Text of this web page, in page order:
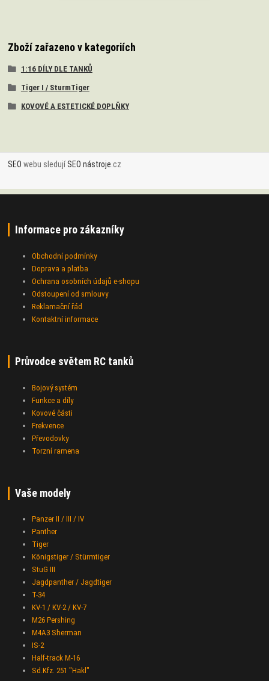
Zboží zařazeno v kategoriích
1:16 DÍLY DLE TANKŮ
Tiger I / SturmTiger
KOVOVÉ A ESTETICKÉ DOPLŇKY
SEO webu sledujíSEO nástroje .cz
Informace pro zákazníky
Obchodní podmínky
Doprava a platba
Ochrana osobních údajů e-shopu
Odstoupení od smlouvy
Reklamační řád
Kontaktní informace
Průvodce světem RC tanků
Bojový systém
Funkce a díly
Kovové části
Frekvence
Převodovky
Torzní ramena
Vaše modely
Panzer II / III / IV
Panther
Tiger
Königstiger / Stürmtiger
StuG III
Jagdpanther / Jagdtiger
T-34
KV-1 / KV-2 / KV-7
M26 Pershing
M4A3 Sherman
IS-2
Half-track M-16
Sd.Kfz. 251 "Hakl"